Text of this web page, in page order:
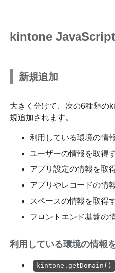
kintone
新規追加
大きく分けて、次の6種類の
規追加されます。
利用している環境の情
ユーザーの情報を取得
アプリ設定の情報を取
アプリやレコードの情
スペースの情報を取得
フロントエンド基盤の
利用している環境の情報
kintone.getDomain()